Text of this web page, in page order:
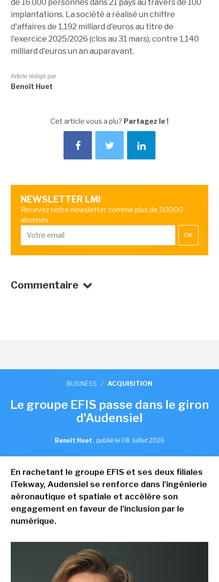
de 16 000 personnes dans 21 pays au travers de 100
implantations. La société a réalisé un chiffre
d'affaires de 1,192 milliard d'euros au titre de
l'exercice 2025/2026 (clos au 31 mars), contre 1,140
milliard d'euros un an auparavant.
Article rédigé par
Benoît Huet
Cet article vous a plu? Partagez le !
NEWSLETTER LMI
Recevez notre newsletter comme plus de 50000
abonnés
OK
Commentaire
BUSINESS / ACQUISITION
Le groupe EFIS passe dans le giron
d'Audensiel
Benoît Huet , publié le 08 Juillet 2026
En rachetant le groupe EFIS et ses deux filiales
iTekway, Audensiel se renforce dans l'ingénierie
aéronautique et spatiale et accélère son
engagement en faveur de l'inclusion par le
numérique.